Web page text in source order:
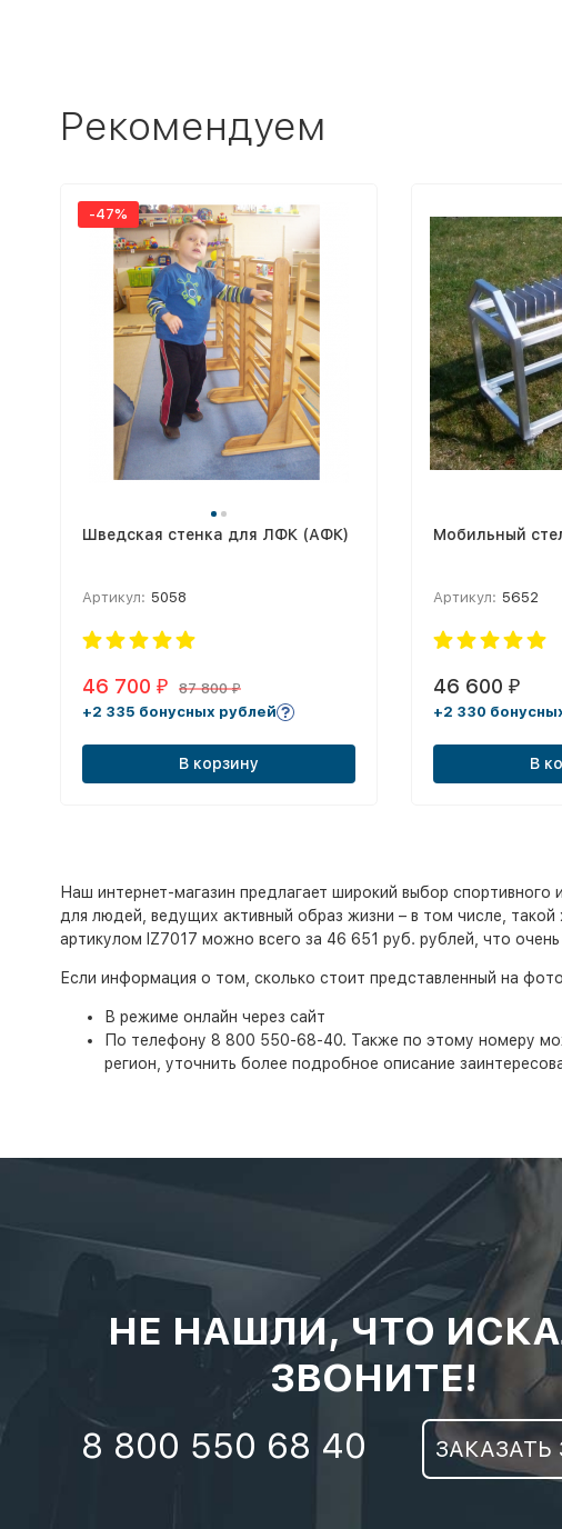
Рекомендуем
-47%
Шведская стенка для ЛФК (АФК)
Артикул: 5058
46 700 ₽ 87 800₽
+2 335 бонусных рублей
В корзину
Мобильный
Артикул: 5652
46 600₽
+2 330
В
Наш интернет-магазин предлагает широкий выбор
для людей, ведущих активный образ жизни – в том числе,
артикулом IZ7017 можно всего за 46 651 руб. рублей, что
Если информация о том, сколько стоит представленный на
В режиме онлайн через сайт
По телефону 8 800 550-68-40. Также по этому номеру
регион, уточнить более подробное описание
НЕ НАШЛИ, ЧТО
ЗВОНИТЕ!
8 800 550 68 40 ЗАКАЗАТЬ